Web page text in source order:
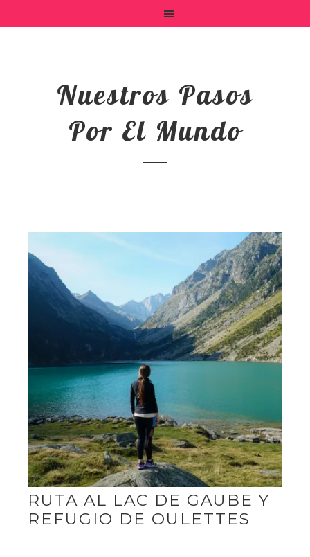
Nuestros Pasos
Por El Mundo
RUTA AL LAC DE GAUBE Y
REFUGIO DE OULETTES